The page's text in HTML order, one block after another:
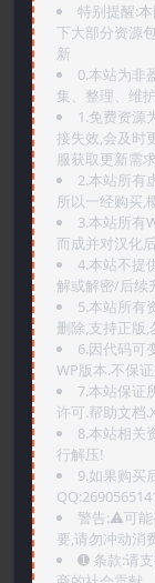
特别提醒:
下大部分资源
新
0.本站为非
集、整理、维
1.免费资源
接失效,会及时
服获取更新需
2.本站所有
所以一经购买,
3.本站所有
而成并对汉化
4.本站不提
解或解密/后续
5.本站所有
删除,支持正版
6.因代码可
WP版本.不保
7.本站保证
许可.帮助文档
8.本站相关
行解压!
9.如果购买
警告:⚠️可能
要,请勿冲动消
➊️ 条款:请